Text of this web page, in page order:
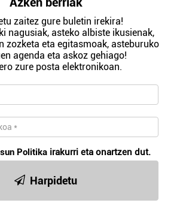
zaitez gure buletin irekira!
nagusiak, asteko albiste ikusienak,
zozketa eta egitasmoak, asteburuko
agenda eta askoz gehiago!
zure posta elektronikoan.
Politika irakurri eta onartzen dut.
Harpidetu